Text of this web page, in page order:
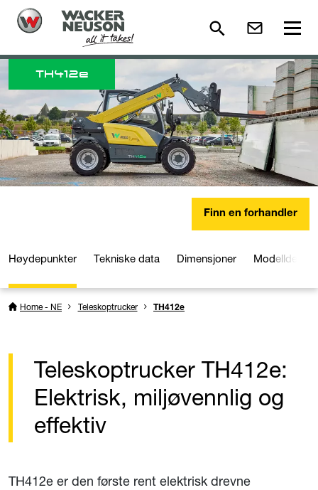
TH 412e
Finn en forhandler
Høydepunkter Tekniske data Dimensjoner
Home - NE Teleskoptrucker TH412e
Teleskoptrucker TH412e:
Elektrisk, miljøvennlig og
effektiv
TH412e er den første rent elektrisk drevne